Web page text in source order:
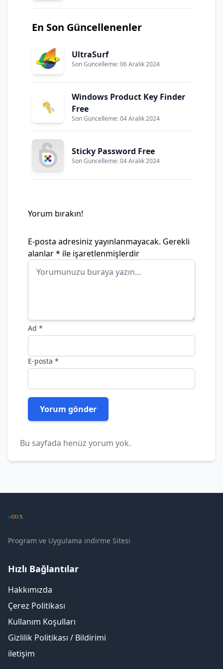
En Son Güncellenenler
UltraSurf
Son Güncelleme: 06 Aralık 2024
Windows Product Key Finder
Free
Son Güncelleme: 04 Aralık 2024
Sticky Password Free
Son Güncelleme: 04 Aralık 2024
Yorum bırakın!
E-posta adresiniz yayınlanmayacak. Gerekli
alanlar* ile işaretlenmişlerdir
Ad *
E-posta *
Bu sayfada henüz yorum yok.
Program ve Uygulama indirme Sitesi
Hızlı Bağlantılar
Hakkımızda
Çerez Politikası
Kullanım Koşulları
Gizlilik Politikası / Bildirimi
iletişim